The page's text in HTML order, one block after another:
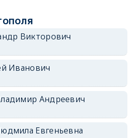
Викторович
Иванович
Андреевич
Евгеньевна